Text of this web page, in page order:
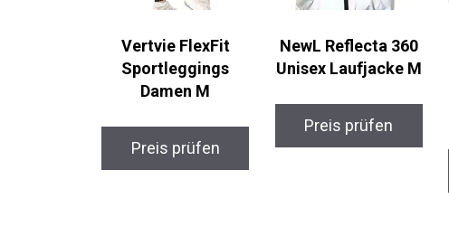
Vertvie FlexFit
Sportleggings
Damen M
Preis prüfen
NewL Reflecta 360
Unisex Laufjacke M
Preis prüfen